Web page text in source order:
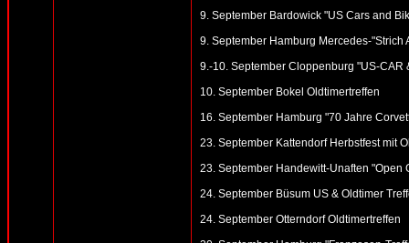
9. September Bardowick "US Cars and
9. September Hamburg Mercedes-
9.-10. September Cloppenburg "US-CAR
10. September Bokel Oldtimertreffen
16. September Hamburg "70 Jahre
23. September Kattendorf Herbstfest mit
23. September Handewitt-Unaften "Open
24. September Büsum US & Oldtimer
24. September Otterndorf Oldtimertreffen